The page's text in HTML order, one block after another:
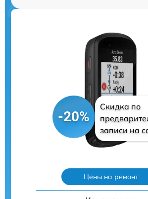
-20%
Скидка по
записи на
Цены на ремонт